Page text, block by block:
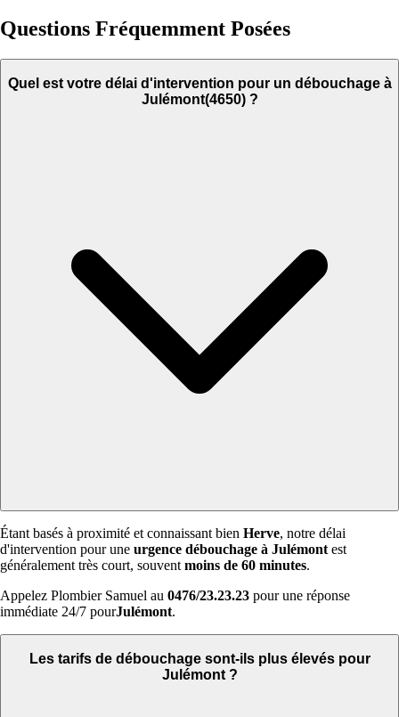
Questions Fréquemment Posées
Quel est votre délai d'intervention pour un débouchage à
Julémont(4650) ?
Étant basés à proximité et connaissant bien Herve, notre délai
d'intervention pour une urgence débouchage à Julémont est
généralement très court, souvent moins de 60 minutes.
Appelez Plombier Samuel au 0476/23.23.23 pour une réponse
immédiate 24/7 pourJulémont.
Les tarifs de débouchage sont-ils plus élevés pour
Julémont ?